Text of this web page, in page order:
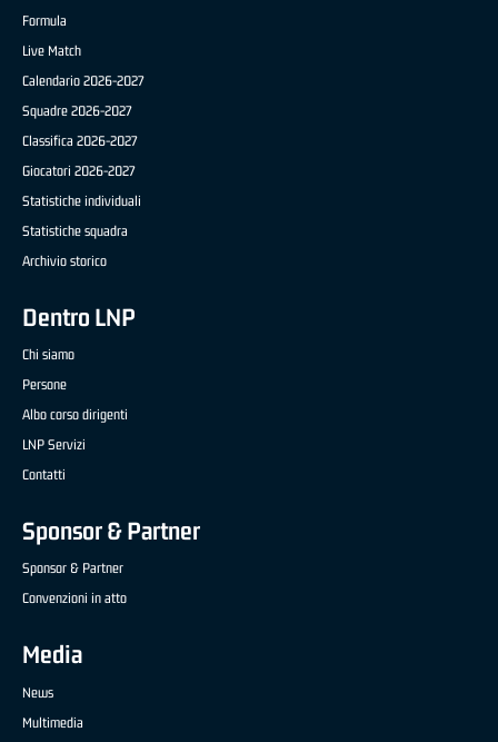
Formula
Live Match
Calendario 2026-2027
Squadre 2026-2027
Classifica 2026-2027
Giocatori 2026-2027
Statistiche individuali
Statistiche squadra
Archivio storico
Dentro LNP
Chi siamo
Persone
Albo corso dirigenti
LNP Servizi
Contatti
Sponsor & Partner
Sponsor & Partner
Convenzioni in atto
Media
News
Multimedia